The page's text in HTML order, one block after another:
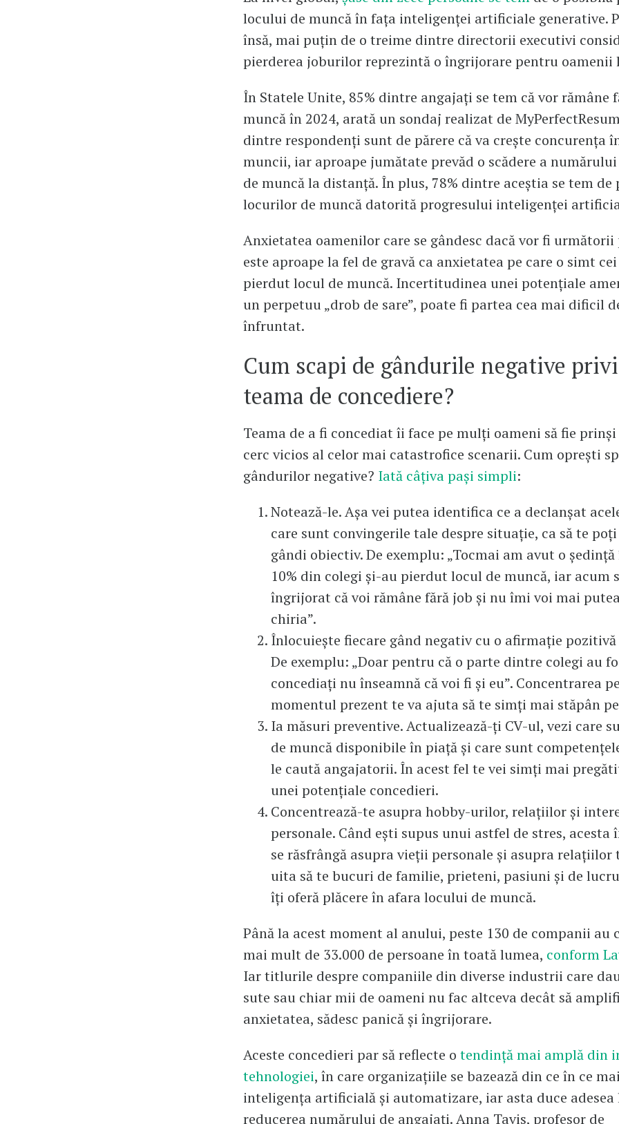
locului de muncă în fața inteligenței artificiale generative.
însă, mai puțin de o treime dintre directorii executivi
pierderea joburilor reprezintă o îngrijorare pentru oamenii
În Statele Unite, 85% dintre angajați se tem că vor rămâne
muncă în 2024, arată un sondaj realizat de
dintre respondenți sunt de părere că va crește concurența
muncii, iar aproape jumătate prevăd o scădere a
de muncă la distanță. În plus, 78% dintre aceștia se tem de
locurilor de muncă datorită progresului inteligenței
Anxietatea oamenilor care se gândesc dacă vor fi următorii
este aproape la fel de gravă ca anxietatea pe care o simt
pierdut locul de muncă. Incertitudinea unei potențiale
un perpetuu „drob de sare”, poate fi partea cea mai dificil
înfruntat.
Cum scapi de gândurile negative
teama de concediere?
Teama de a fi concediat îi face pe mulți oameni să fie
cerc vicios al celor mai catastrofice scenarii. Cum oprești
gândurilor negative? Iată câțiva pași simpli:
Notează-le. Așa vei putea identifica ce a declanșat
care sunt convingerile tale despre situație, ca să te
gândi obiectiv. De exemplu: „Tocmai am avut o
10% din colegi și-au pierdut locul de muncă, iar acum
îngrijorat că voi rămâne fără job și nu îmi voi mai
chiria”.
Înlocuiește fiecare gând negativ cu o afirmație
De exemplu: „Doar pentru că o parte dintre colegi au
concediați nu înseamnă că voi fi și eu”. Concentrarea
momentul prezent te va ajuta să te simți mai stăpân
Ia măsuri preventive. Actualizează-ți CV-ul, vezi care
de muncă disponibile în piață și care sunt
le caută angajatorii. În acest fel te vei simți mai
unei potențiale concedieri.
Concentrează-te asupra hobby-urilor, relațiilor și
personale. Când ești supus unui astfel de stres, acesta
se răsfrângă asupra vieții personale și asupra relațiilor
uita să te bucuri de familie, prieteni, pasiuni și de
îți oferă plăcere în afara locului de muncă.
Până la acest moment al anului, peste 130 de companii au
mai mult de 33.000 de persoane în toată lumea, conform
Iar titlurile despre companiile din diverse industrii care
sute sau chiar mii de oameni nu fac altceva decât să
anxietatea, sădesc panică și îngrijorare.
Aceste concedieri par să reflecte o tendință mai amplă din
tehnologiei, în care organizațiile se bazează din ce în ce
inteligența artificială și automatizare, iar asta duce adesea
reducerea numărului de angajați. Anna Tavis, profesor de